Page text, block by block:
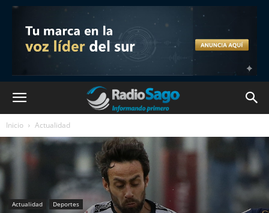
Inicio Actualidad
Actualidad Deportes